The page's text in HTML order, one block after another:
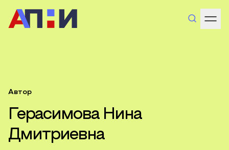
Автор
Герасимова Нина
Дмитриевна